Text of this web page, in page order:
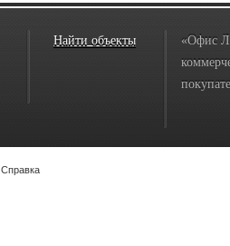
Найти объекты
«Офис
Справка